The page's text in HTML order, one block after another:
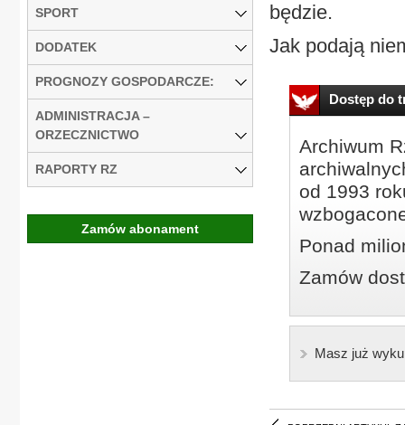
będzie.
Jak podają
Dostęp do
Archiwum
od 1993
Ponad
Zamów
Masz już
SPORT
DODATEK
PROGNOZY GOSPODARCZE:
ADMINISTRACJA –
ORZECZNICTWO
RAPORTY RZ
Zamów abonament